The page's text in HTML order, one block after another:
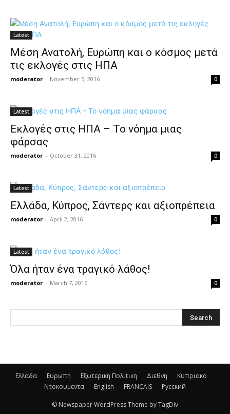
Latest
Μέση Ανατολή, Ευρώπη και ο κόσμος μετά
τις εκλογές στις ΗΠΑ
moderator - November 5, 2016 0
Latest
Εκλογές στις ΗΠΑ – Το νόημα μιας
φάρσας
moderator - October 31, 2016 0
Latest
Ελλάδα, Κύπρος, Σάντερς και αξιοπρέπεια
moderator - April 2, 2016 0
Latest
Όλα ήταν ένα τραγικό λάθος!
moderator - March 7, 2016 0
Ελλαδα Ευρωπη Εξωτερικη Πολιτικη Διεθνη
Κυπριακο
Ντοκουμεντα
English FRANÇAIS Русский
© Newspaper WordPress Theme by TagDiv